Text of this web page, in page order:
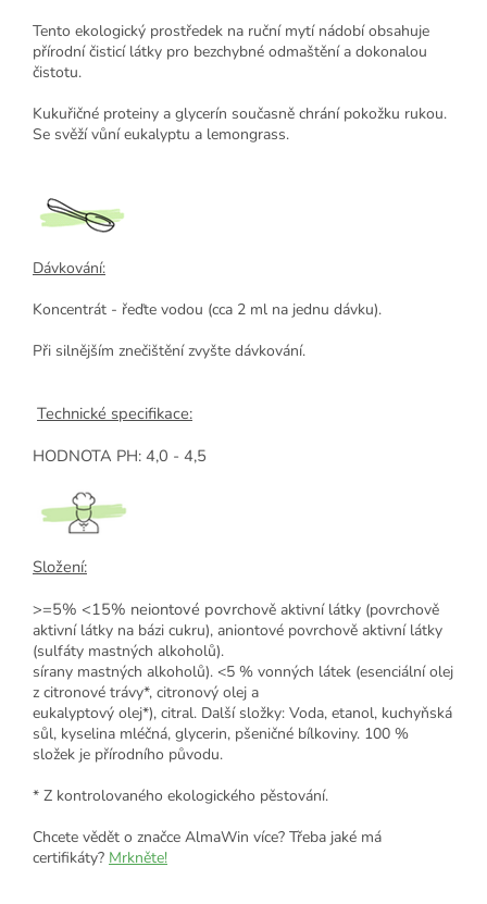
Tento ekologický prostředek na ruční mytí nádobí obsahuje
přírodní čisticí látky pro bezchybné odmaštění a dokonalou
čistotu.
Kukuřičné proteiny a glycerín současně chrání pokožku rukou.
Se svěží vůní eukalyptu a lemongrass.
Dávkování:
Koncentrát - řeďte vodou (cca 2 ml na jednu dávku).
Při silnějším znečištění zvyšte dávkování.
Technické specifikace:
HODNOTA PH: 4,0 - 4,5
Složení:
>=5% <15% neiontové povrchově aktivní látky (povrchově
aktivní látky na bázi cukru), aniontové povrchově aktivní látky
(sulfáty mastných alkoholů).
sírany mastných alkoholů). <5 % vonných látek (esenciální olej
z citronové trávy*, citronový olej a
eukalyptový olej*), citral. Další složky: Voda, etanol, kuchyňská
sůl, kyselina mléčná, glycerin, pšeničné bílkoviny. 100 %
složek je přírodního původu.
* Z kontrolovaného ekologického pěstování.
Chcete vědět o značce AlmaWin více? Třeba jaké má
certifikáty? Mrkněte!